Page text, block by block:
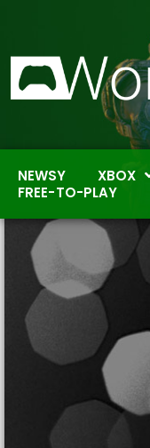
NEWSY XBOX
FREE-TO-PLAY